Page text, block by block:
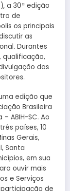
a 30ª edição
de
os principais
as
Durantes
qualificação,
das
edição que
Brasileira
ABIH-SC. Ao
países, 10
Gerais,
Santa
em sua
ouvir mais
e Serviços
de